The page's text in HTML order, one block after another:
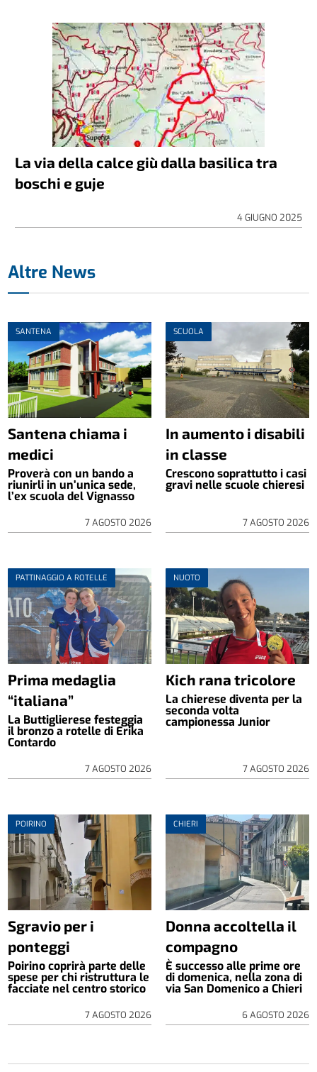
La via della calce giù dalla basilica tra
boschi e guje
4 GIUGNO 2025
Altre News
SANTENA
Santena chiama i
medici
Proverà con un bando a
riunirli in un’unica sede,
l’ex scuola del Vignasso
7 AGOSTO 2026
SCUOLA
In aumento i disabili
in classe
Crescono soprattutto i casi
gravi nelle scuole chieresi
7 AGOSTO 2026
PATTINAGGIO A ROTELLE
Prima medaglia
“italiana”
La Buttiglierese festeggia
il bronzo a rotelle di Erika
Contardo
7 AGOSTO 2026
NUOTO
Kich rana tricolore
La chierese diventa per la
seconda volta
campionessa Junior
7 AGOSTO 2026
POIRINO
Sgravio per i
ponteggi
Poirino coprirà parte delle
spese per chi ristruttura le
facciate nel centro storico
7 AGOSTO 2026
CHIERI
Donna accoltella il
compagno
È successo alle prime ore
di domenica, nella zona di
via San Domenico a Chieri
6 AGOSTO 2026